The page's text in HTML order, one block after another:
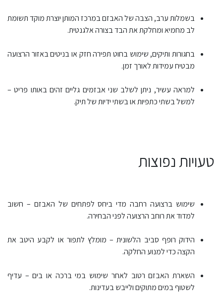
בשמלות ערב, הצבה של האבזם במרכז המותן יוצרת מוקד תשומת
לב מחמיא ומחלקת את הבד בצורה אלגנטית.
בחגורות ותיקים, שימוש בחוט תפירה חזק או בניטים באזור הרצועה
מבטיח עמידות לאורך זמן.
למראה עשיר, ניתן לשלב שני אבזמים גליים זהים באותו פריט –
למשל בשתי כתפיות או בשתי ידיות של תיק.
טעויות נפוצות
שימוש ברצועה רחבה מדי ביחס לפתחים של האבזם – חשוב
למדוד את רוחב הרצועה לפני הבחירה.
הידוק רופף סביב הלשונית – מומלץ לתפור או לקבע היטב את
הקצה כדי למנוע החלקה.
השארת האבזם רטוב לאחר שימוש במי ברכה או בים – עדיף
לשטוף במים מתוקים ולייבש בעדינות.